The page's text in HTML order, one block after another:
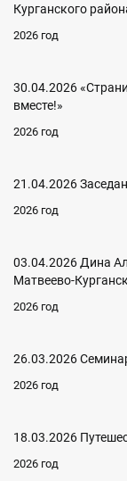
Курганского
2026 год
30.04.2026
вместе!»
2026 год
21.04.2026
2026 год
03.04.2026 Дина
Матвеево-
2026 год
26.03.2026
2026 год
18.03.2026
2026 год